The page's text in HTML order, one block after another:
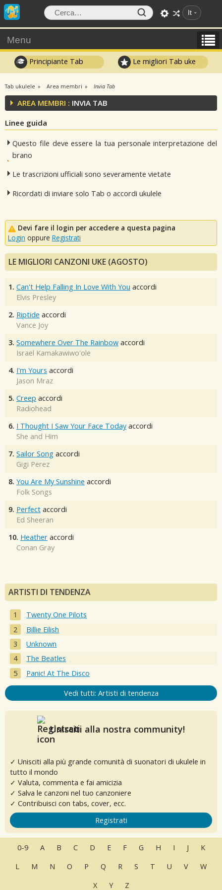
It
Menu
Principiante Tab Le migliori Tab uke
Tab ukulele Area membri Invia Tab
AREA MEMBRI : INVIA TAB
Linee guida
Questo file deve essere la tua personale interpretazione del
brano
Le trascrizioni ufficiali sono severamente vietate
Ricordati di inviare solo Tab o accordi ukulele
Devi fare il login per accedere a questa pagina
Login oppure Registrati
LE MIGLIORI CANZONI UKE (AGOSTO)
1. Can't Help Falling In Love With You accordi
Elvis Presley
2. Riptide accordi
Vance Joy
3. Somewhere Over The Rainbow accordi
Israel Kamakawiwo'ole
4. I'm Yours accordi
Jason Mraz
5. Creep accordi
Radiohead
6. I Thought I Saw Your Face Today accordi
She and Him
7. Sailor Song accordi
Gigi Perez
8. You Are My Sunshine accordi
Folk Songs
9. Perfect accordi
Ed Sheeran
10. Heather accordi
Conan Gray
ARTISTI DI TENDENZA
Twenty One Pilots
Billie Eilish
Unknown
The Beatles
Panic! At The Disco
Vedi tutti: Artisti di tendenza
Unisciti alla nostra community!
✓ Unisciti alla più grande comunità di suonatori di ukulele in
tutto il mondo
✓ Valuta, commenta e fai amicizia
✓ Salva le canzoni nel tuo canzoniere
✓ Contribuisci con tabs, cover, ecc.
Registrati
0-9 A B C D E F G H I J
K
L
M N O P Q R S T U V
W
X
Y Z